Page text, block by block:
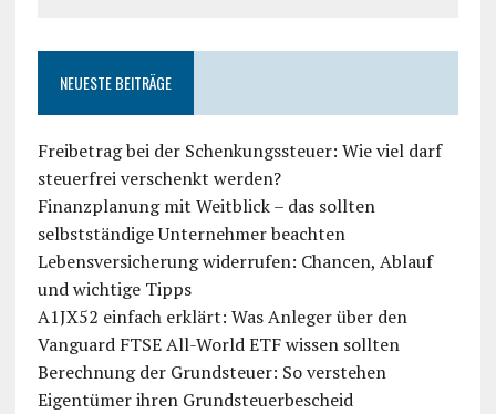
NEUESTE BEITRÄGE
Freibetrag bei der Schenkungssteuer: Wie viel darf
steuerfrei verschenkt werden?
Finanzplanung mit Weitblick – das sollten
selbstständige Unternehmer beachten
Lebensversicherung widerrufen: Chancen, Ablauf
und wichtige Tipps
A1JX52 einfach erklärt: Was Anleger über den
Vanguard FTSE All-World ETF wissen sollten
Berechnung der Grundsteuer: So verstehen
Eigentümer ihren Grundsteuerbescheid